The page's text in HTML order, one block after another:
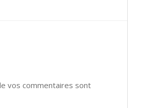
vos commentaires sont